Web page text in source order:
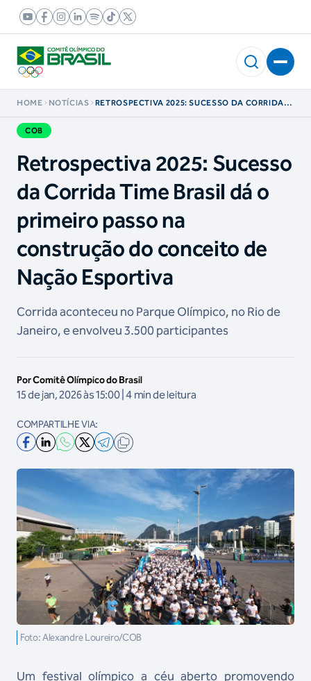
HOME NOTÍCIAS
RETROSPECTIVA 2025: SUCESSO DA CORRIDA
COB
Retrospectiva 2025: Sucesso
da Corrida Time Brasil dá o
primeiro passo na
construção do conceito de
Nação Esportiva
Corrida aconteceu no Parque Olímpico, no Rio de
Janeiro, e envolveu 3.500 participantes
Por Comitê Olímpico do Brasil
15 de jan, 2026 às 15:00 | 4 min de leitura
COMPARTILHE VIA:
Foto: Alexandre Loureiro/COB
Um festival olímpico a céu aberto promovendo